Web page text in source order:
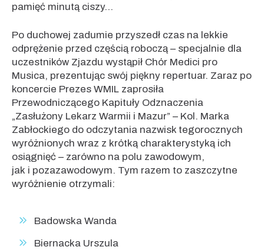
pamięć minutą ciszy…
Po duchowej zadumie przyszedł czas na lekkie
odprężenie przed częścią roboczą – specjalnie dla
uczestników Zjazdu wystąpił Chór Medici pro
Musica, prezentując swój piękny repertuar. Zaraz po
koncercie Prezes WMIL zaprosiła
Przewodniczącego Kapituły Odznaczenia
„Zasłużony Lekarz Warmii i Mazur” – Kol. Marka
Zabłockiego do odczytania nazwisk tegorocznych
wyróżnionych wraz z krótką charakterystyką ich
osiągnięć – zarówno na polu zawodowym,
jak i pozazawodowym. Tym razem to zaszczytne
wyróżnienie otrzymali:
Badowska Wanda
Biernacka Urszula